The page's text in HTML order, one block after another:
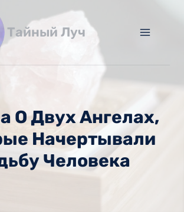
Тайный Луч
О Двух Ангелах,
Начертывали
Человека